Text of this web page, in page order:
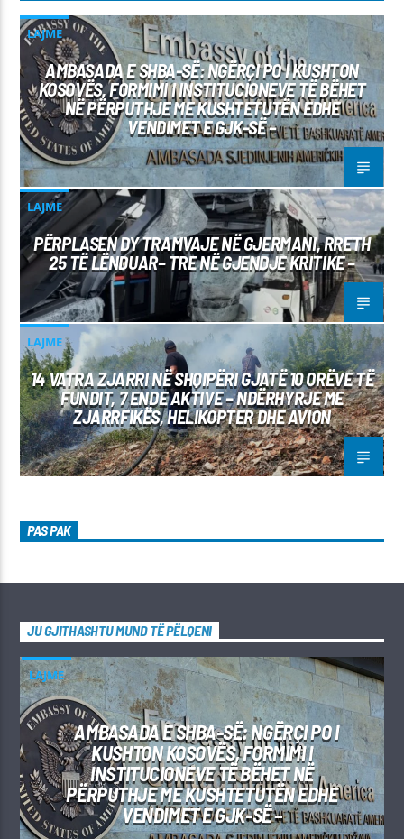
LAJME
AMBASADA E SHBA-SË: NGËRÇI PO I KUSHTON
KOSOVËS, FORMIMI I INSTITUCIONEVE TË BËHET
NË PËRPUTHJE ME KUSHTETUTËN EDHE
VENDIMET E GJK-SË –
LAJME
PËRPLASEN DY TRAMVAJE NË GJERMANI, RRETH
25 TË LËNDUAR– TRE NË GJENDJE KRITIKE –
LAJME
14 VATRA ZJARRI NË SHQIPËRI GJATË 10 ORËVE TË
FUNDIT, 7 ENDE AKTIVE – NDËRHYRJE ME
ZJARRFIKËS, HELIKOPTER DHE AVION
PAS PAK
JU GJITHASHTU MUND TË PËLQENI
LAJME
AMBASADA E SHBA-SË: NGËRÇI PO I
KUSHTON KOSOVËS, FORMIMI I
INSTITUCIONEVE TË BËHET NË
PËRPUTHJE ME KUSHTETUTËN EDHE
VENDIMET E GJK-SË –